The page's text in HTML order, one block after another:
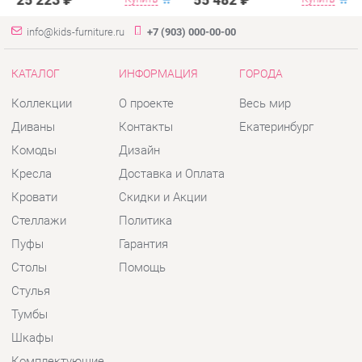
Диваны
Комоды
Кресла
Кровати
Стеллажи
Шкафы
Контакты
Дизайн
Доставка и Оплата
Скидки и Акции
Политика
Екатеринбург
КОНТАКТЫ
Шоурум и склад самовывоза
Адрес: г. Екатеринбург, пер.
Базовый, 47